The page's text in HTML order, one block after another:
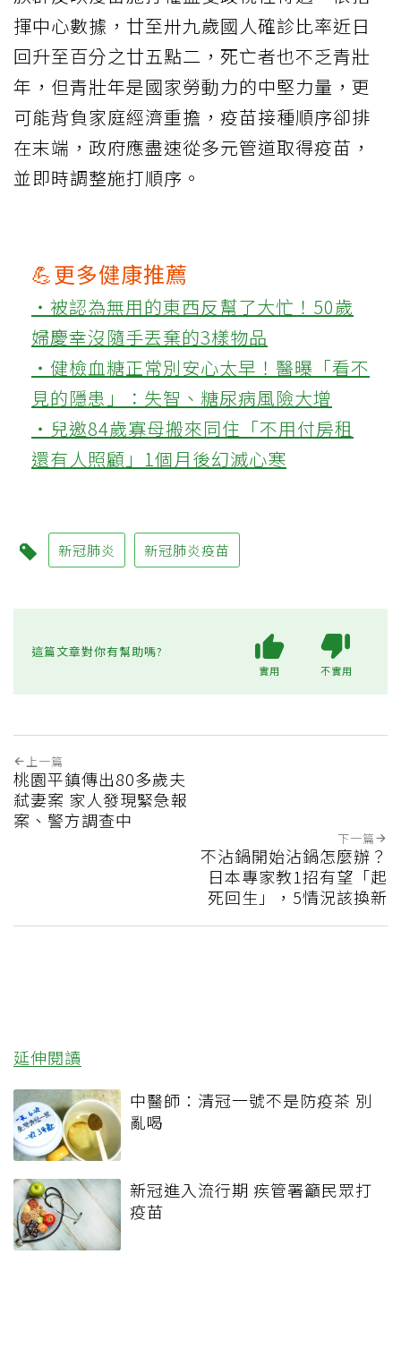
揮中心數據，廿至卅九歲國人確診比率近日
回升至百分之廿五點二，死亡者也不乏青壯
年，但青壯年是國家勞動力的中堅力量，更
可能背負家庭經濟重擔，疫苗接種順序卻排
在末端，政府應盡速從多元管道取得疫苗，
並即時調整施打順序。
💪更多健康推薦
‧被認為無用的東西反幫了大忙！50歲
婦慶幸沒隨手丟棄的3樣物品
‧健檢血糖正常別安心太早！醫曝「看不
見的隱患」：失智、糖尿病風險大增
‧兒邀84歲寡母搬來同住「不用付房租
還有人照顧」1個月後幻滅心寒
新冠肺炎 新冠肺炎疫苗
這篇文章對你有幫助嗎?
實用 不實用
上一篇
桃園平鎮傳出80多歲夫
弒妻案 家人發現緊急報
案、警方調查中
下一篇
不沾鍋開始沾鍋怎麼辦？
日本專家教1招有望「起
死回生」，5情況該換新
延伸閱讀
中醫師：清冠一號不是防疫茶 別
亂喝
新冠進入流行期 疾管署籲民眾打
疫苗